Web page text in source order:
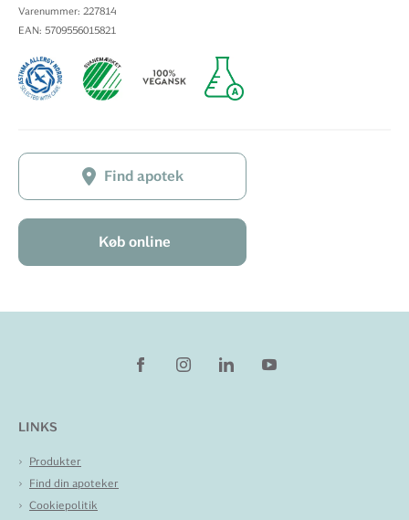
Varenummer: 227814
EAN: 5709556015821
Find apotek
Køb online
LINKS
Produkter
Find din apoteker
Cookiepolitik